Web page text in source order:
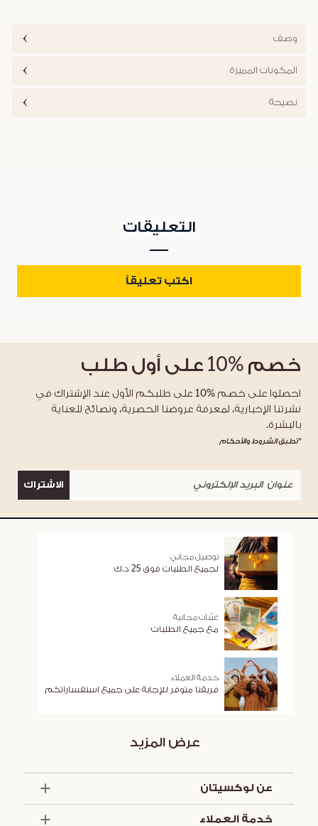
وصف
المكونات المميزة
نصيحة
التعليقات
اكتب تعليقاً
خصم %10 على أول طلب
احصلوا على خصم %10 على طلبكم الأول عند الإشتراك في
نشرتنا الإخبارية، لمعرفة عروضنا الحصرية، ونصائح للعناية
بالبشرة.
*تطبق الشروط والأحكام
الاشتراك
توصيل مجاني
لجميع الطلبات فوق 25 د.ك
عيّنات مجانية
مع جميع الطلبات
خدمة العملاء
فريقنا متوفر للإجابة على جميع استفساراتكم
عرض المزيد
عن لوكسيتان
خدمة العملاء